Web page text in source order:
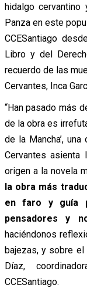
hidalgo
Panza en este
CCESantiago
Libro y del
recuerdo de las
Cervantes, Inca
“Han pasado más
de la obra es
de la Mancha’,
Cervantes
origen a la novela
la obra más
en faro y guía
pensadores y
haciéndonos
bajezas, y sobre el
Díaz,
CCESantiago.